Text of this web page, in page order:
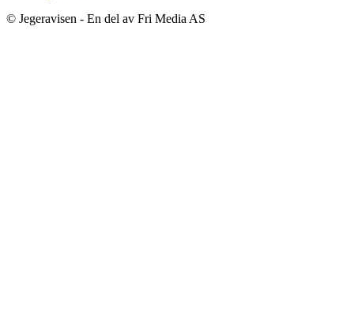
© Jegeravisen - En del av Fri Media AS